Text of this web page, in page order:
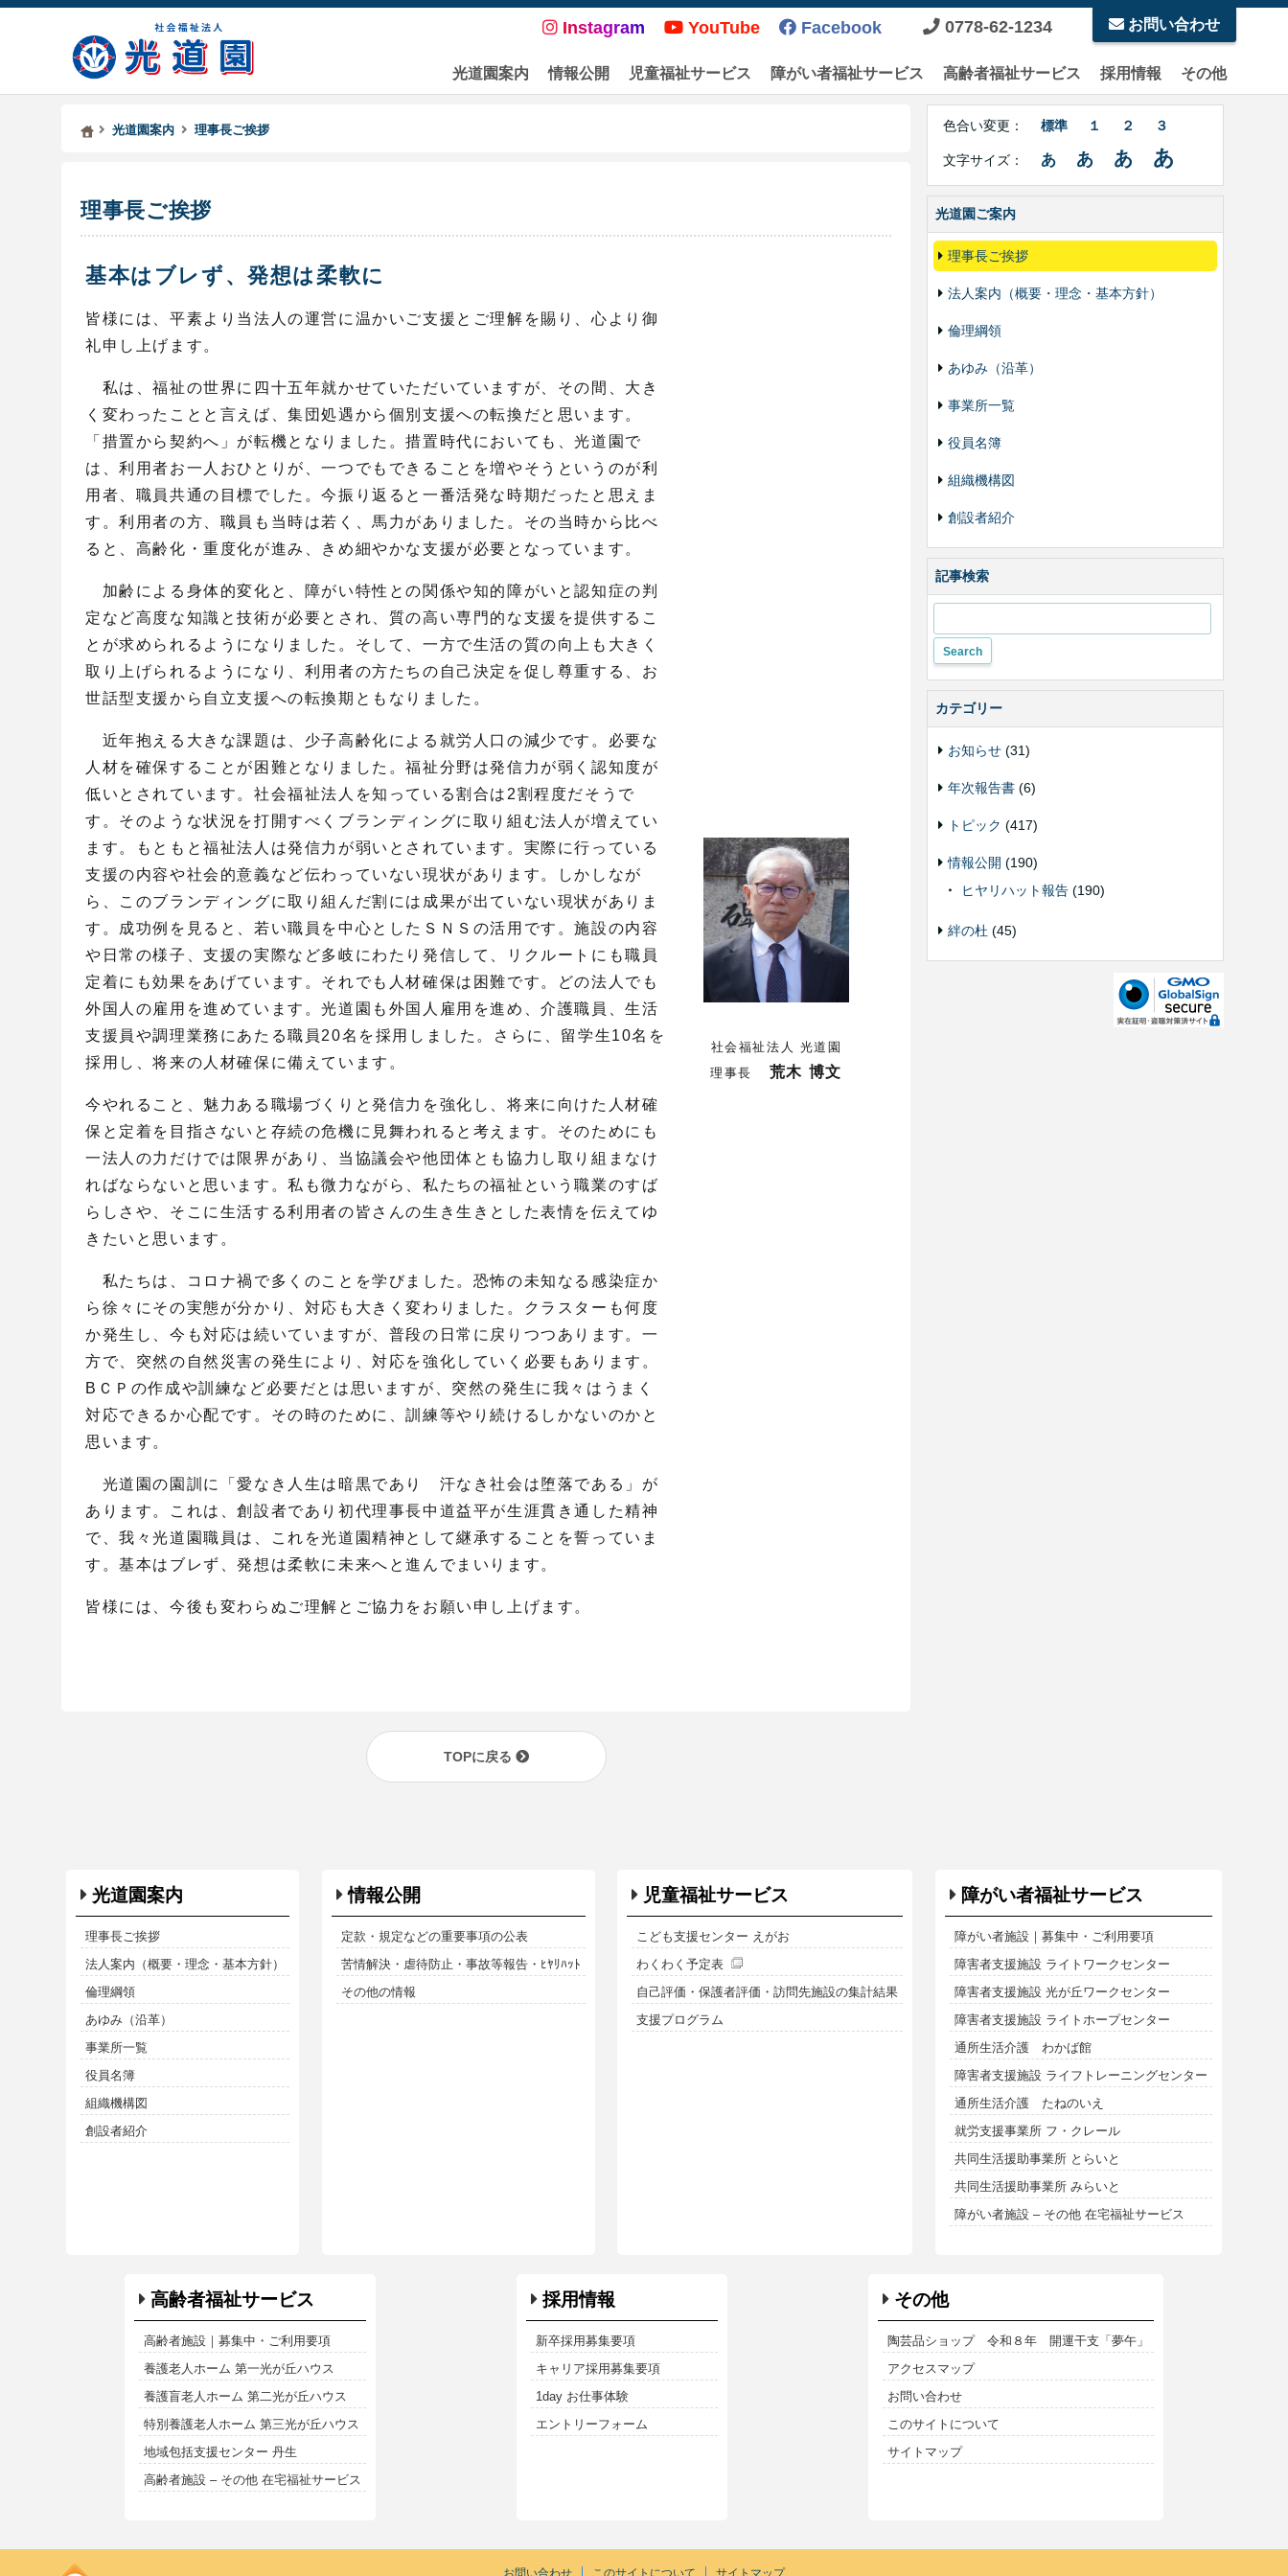
Instagram YouTube Facebook 0778-62-1234 お問い合わせ
光道園案内 情報公開 児童福祉サービス 障がい者福祉サービス 高齢者福祉サービス 採用情報 その他
社会福祉法人 光道園
光道園案内 理事長ご挨拶
理事長ご挨拶
基本はブレず、発想は柔軟に
皆様には、平素より当法人の運営に温かいご支援とご理解を賜り、心より御
礼申し上げます。
私は、福祉の世界に四十五年就かせていただいていますが、その間、大き
く変わったことと言えば、集団処遇から個別支援への転換だと思います。
「措置から契約へ」が転機となりました。措置時代においても、光道園で
は、利用者お一人おひとりが、一つでもできることを増やそうというのが利
用者、職員共通の目標でした。今振り返ると一番活発な時期だったと思えま
す。利用者の方、職員も当時は若く、馬力がありました。その当時から比べ
ると、高齢化・重度化が進み、きめ細やかな支援が必要となっています。
加齢による身体的変化と、障がい特性との関係や知的障がいと認知症の判
定など高度な知識と技術が必要とされ、質の高い専門的な支援を提供するこ
とが求められるようになりました。そして、一方で生活の質の向上も大きく
取り上げられるようになり、利用者の方たちの自己決定を促し尊重する、お
世話型支援から自立支援への転換期ともなりました。
近年抱える大きな課題は、少子高齢化による就労人口の減少です。必要な
人材を確保することが困難となりました。福祉分野は発信力が弱く認知度が
低いとされています。社会福祉法人を知っている割合は 2割程度だそうで
す。そのような状況を打開すべくブランディングに取り組む法人が増えてい
ます。もともと福祉法人は発信力が弱いとされています。実際に行っている
支援の内容や社会的意義など伝わっていない現状があります。しかしなが
ら、このブランディングに取り組んだ割には成果が出ていない現状がありま
す。成功例を見ると、若い職員を中心としたＳＮＳの活用です。施設の内容
や日常の様子、支援の実際など多岐にわたり発信して、リクルートにも職員
定着にも効果をあげています。それでも人材確保は困難です。どの法人でも
外国人の雇用を進めています。光道園も外国人雇用を進め、介護職員、生活
支援員や調理業務にあたる職員 20名を採用しました。さらに、留学生10名を
採用し、将来の人材確保に備えています。
今やれること、魅力ある職場づくりと発信力を強化し、将来に向けた人材確
保と定着を目指さないと存続の危機に見舞われると考えます。そのためにも
一法人の力だけでは限界があり、当協議会や他団体とも協力し取り組まなけ
ればならないと思います。私も微力ながら、私たちの福祉という職業のすば
らしさや、そこに生活する利用者の皆さんの生き生きとした表情を伝えてゆ
きたいと思います。
私たちは、コロナ禍で多くのことを学びました。恐怖の未知なる感染症か
ら徐々にその実態が分かり、対応も大きく変わりました。クラスターも何度
か発生し、今も対応は続いていますが、普段の日常に戻りつつあります。一
方で、突然の自然災害の発生により、対応を強化していく必要もあります。
B ＣＰの作成や訓練など必要だとは思いますが、突然の発生に我々はうまく
対応できるか心配です。その時のために、訓練等やり続けるしかないのかと
思います。
光道園の園訓に「愛なき人生は暗黒であり 汗なき社会は堕落である」が
あります。これは、創設者であり初代理事長中道益平が生涯貫き通した精神
で、我々光道園職員は、これを光道園精神として継承することを誓っていま
す。基本はブレず、発想は柔軟に未来へと進んでまいります。
皆様には、今後も変わらぬご理解とご協力をお願い申し上げます。
社会福祉法人 光道園
理事長
荒木 博文
TOPに戻る
Right
Side
色
合
い
変
更
色合い変更： 標準 １ ２ ３
文字サイズ： あ あ あ あ
光道園ご案内
理事長ご挨拶
法人案内（概要・理念・基本方針）
倫理綱領
あゆみ（沿革）
事業所一覧
役員名簿
組織機構図
創設者紹介
記事検索
カテゴリー
お知らせ (31)
年次報告書 (6)
トピック (417)
情報公開 (190)
ヒヤリハット報告 (190)
絆の杜 (45)
光道園案内
理事長ご挨拶
法人案内（概要・理念・基本方針）
倫理綱領
あゆみ（沿革）
事業所一覧
役員名簿
組織機構図
創設者紹介
情報公開
定款・規定などの重要事項の公表
苦情解決・虐待防止・事故等報告・ﾋﾔﾘﾊｯﾄ
その他の情報
児童福祉サービス
こども支援センター えがお
わくわく予定表
自己評価・保護者評価・訪問先施設の集計結果
支援プログラム
障がい者福祉サービス
障がい者施設｜募集中・ご利用要項
障害者支援施設 ライトワークセンター
障害者支援施設 光が丘ワークセンター
障害者支援施設 ライトホープセンター
通所生活介護 わかば館
障害者支援施設 ライフトレーニングセンター
通所生活介護 たねのいえ
就労支援事業所 フ・クレール
共同生活援助事業所 とらいと
共同生活援助事業所 みらいと
障がい者施設 – その他 在宅福祉サービス
高齢者福祉サービス
高齢者施設｜募集中・ご利用要項
養護老人ホーム 第一光が丘ハウス
養護盲老人ホーム 第二光が丘ハウス
特別養護老人ホーム 第三光が丘ハウス
地域包括支援センター 丹生
高齢者施設 – その他 在宅福祉サービス
採用情報
新卒採用募集要項
キャリア採用募集要項
1day お仕事体験
エントリーフォーム
その他
陶芸品ショップ 令和８年 開運干支「夢午」
アクセスマップ
お問い合わせ
このサイトについて
サイトマップ
Kodoen お問い合わせ このサイトについて サイトマップ